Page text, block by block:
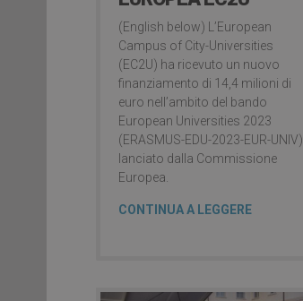
(English below) L’European
Campus of City-Universities
(EC2U) ha ricevuto un nuovo
finanziamento di 14,4 milioni di
euro nell’ambito del bando
European Universities 2023
(ERASMUS-EDU-2023-EUR-UNIV)
lanciato dalla Commissione
Europea.
CONTINUA A LEGGERE